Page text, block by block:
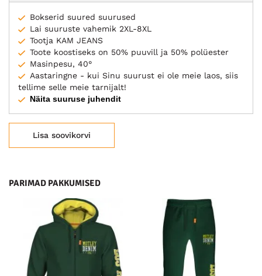
Bokserid suured suurused
Lai suuruste vahemik 2XL-8XL
Tootja KAM JEANS
Toote koostiseks on 50% puuvill ja 50% polüester
Masinpesu, 40°
Aastaringne - kui Sinu suurust ei ole meie laos, siis
tellime selle meie tarnijalt!
Näita suuruse juhendit
Lisa soovikorvi
PARIMAD PAKKUMISED